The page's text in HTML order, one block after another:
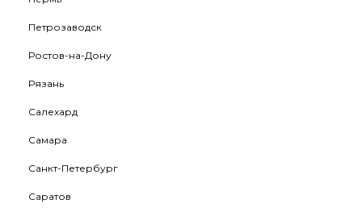
Петрозаводск
Ростов-на-Дону
Рязань
Салехард
Самара
Санкт-Петербург
Саратов